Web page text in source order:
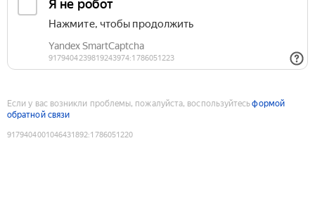
Если у вас возникли проблемы, пожалуйста, воспользуйтесьформой
обратной связи
9179404001046431892:1786051220